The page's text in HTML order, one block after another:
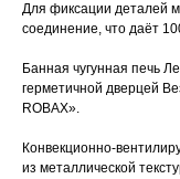
Для фиксации деталей
соединение, что даёт
Банная чугунная печь
герметичной дверцей
ROBAX».
Конвекционно-
из металлической